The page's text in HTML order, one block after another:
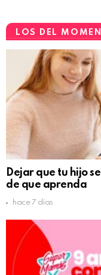
LOS DEL
Dejar que tu hijo
de que aprenda
hace 7 días